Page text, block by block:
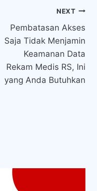
NEXT
Pembatasan Akses
Saja Tidak Menjamin
Keamanan Data
Rekam Medis RS, Ini
yang Anda Butuhkan